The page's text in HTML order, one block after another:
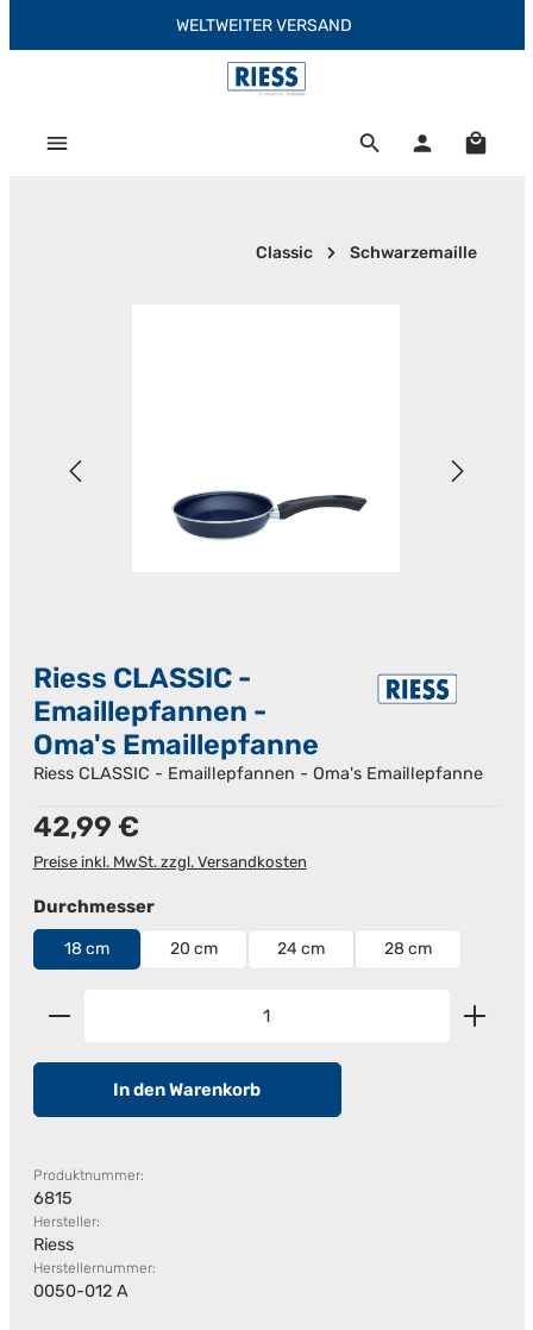
Zum Hauptinhalt springenWELTWEITER VERSAND
Classic Schwarzemaille
Riess CLASSIC -
Emaillepfannen -
Oma's Emaillepfanne
Riess CLASSIC - Emaillepfannen - Oma's Emaillepfanne
Regulärer Preis:
42,99 €
Preise inkl. MwSt. zzgl. Versandkosten
Durchmesserauswählen
18 cm 20 cm 24 cm 28 cm
Produkt Anzahl: Gib den gewünschten Wert ein
In den Warenkorb
Produktnummer:
6815
Hersteller:
Riess
Herstellernummer:
0050-012 A